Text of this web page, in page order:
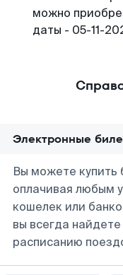
можно
даты - 05-11-
Электронные
Вы можете купить
оплачивая любым
кошелек или
вы всегда
расписанию